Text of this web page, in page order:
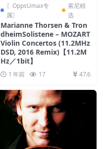
〖OppsUmax专
属〗
索尼精
选
Marianne Thorsen & Tron
dheimSolistene – MOZART
Violin Concertos (11.2MHz
DSD, 2016 Remix)【11.2M
Hz／1bit】
1 年前 17 47.6